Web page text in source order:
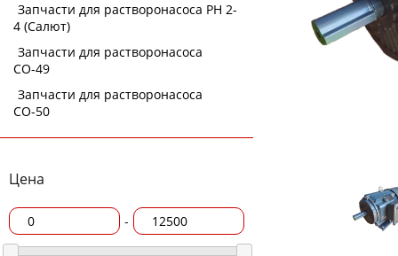
Запчасти для растворонасоса РН 2-
4 (Салют)
Запчасти для растворонасоса
СО-49
Запчасти для растворонасоса
СО-50
Цена
-